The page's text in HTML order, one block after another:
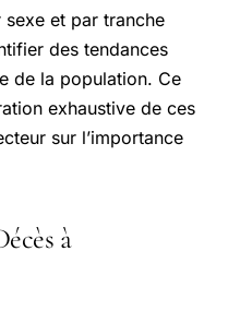
et par tranche
des tendances
de la population. Ce
exhaustive de ces
sur l’importance
à